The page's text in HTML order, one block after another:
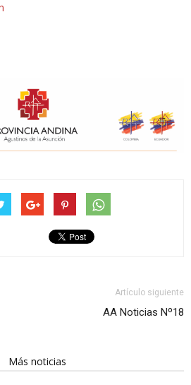
Artículo siguiente
AA Noticias Nº18
Más noticias